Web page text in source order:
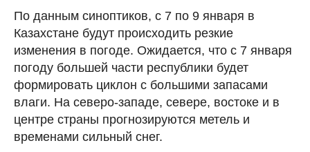
По данным синоптиков, с 7 по 9 января в
Казахстане будут происходить резкие
изменения в погоде. Ожидается, что с 7 января
погоду большей части республики будет
формировать циклон с большими запасами
влаги. На северо-западе, севере, востоке и в
центре страны прогнозируются метель и
временами сильный снег.